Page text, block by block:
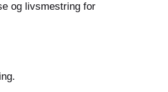
og livsmestring for